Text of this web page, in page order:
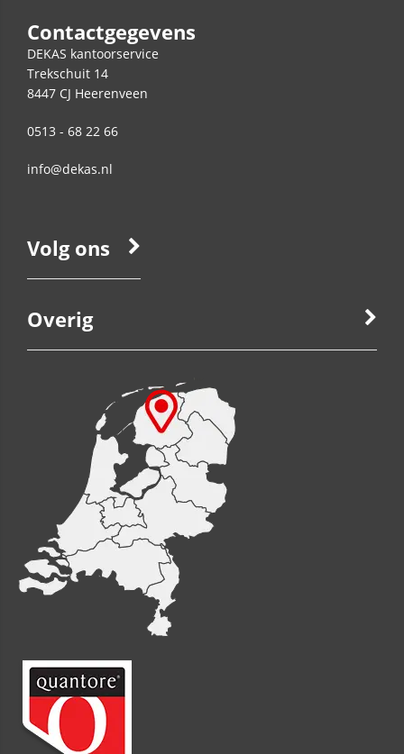
Contactgegevens
DEKAS kantoorservice
Trekschuit 14
8447 CJ Heerenveen
0513 - 68 22 66
info@dekas.nl
Volg ons
Overig